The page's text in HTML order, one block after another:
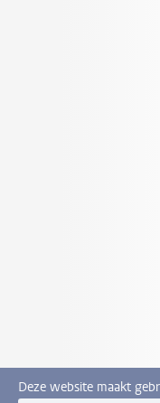
Deze website maakt